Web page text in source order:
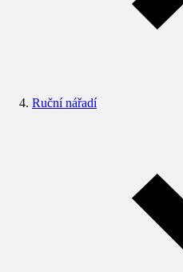
Ruční nářadí